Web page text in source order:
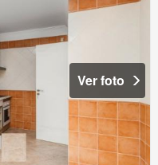
Ver foto